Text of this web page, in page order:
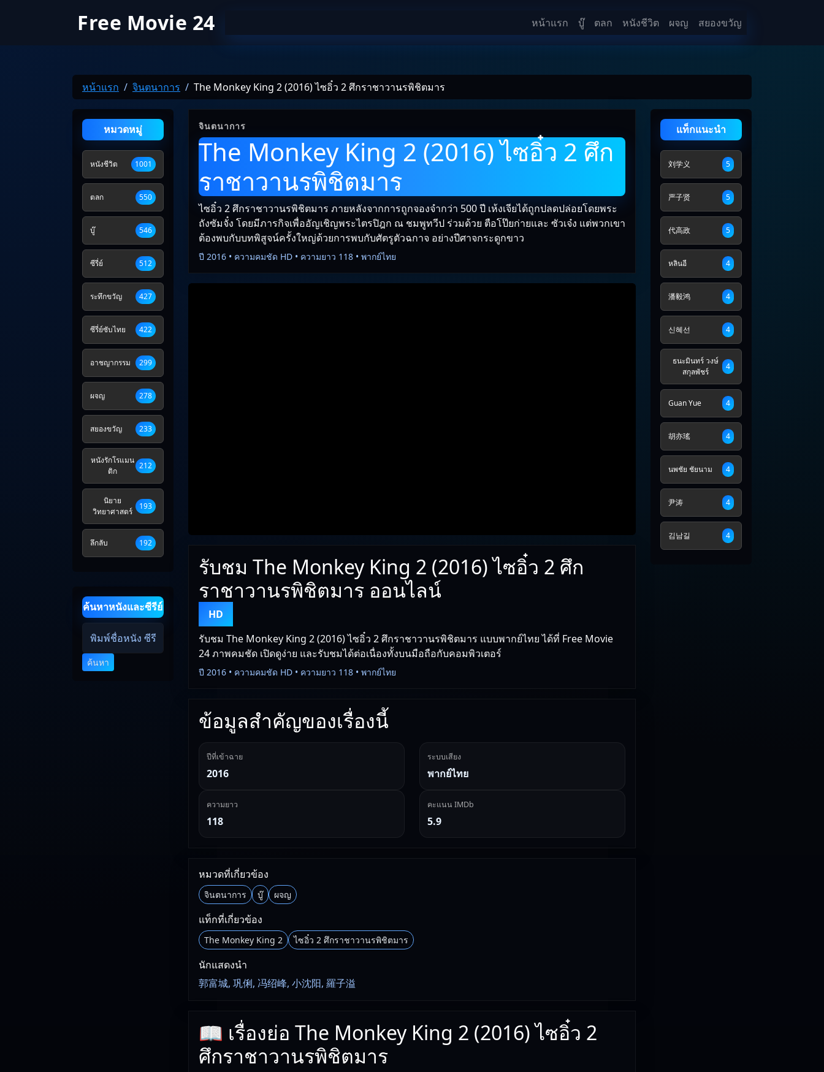
Free Movie 24 หน้าแรก บู๊ ตลก หนังชีวิต ผจญ สยองขวัญ
หน้าแรก จินตนาการ The Monkey King 2 (2016) ไซอิ๋ว 2 ศึกราชาวานรพิชิตมาร
หมวดหมู่
หนังชีวิต 1001
ตลก 550
บู๊ 546
ซีรี่ย์ 512
ระทึกขวัญ 427
ซีรี่ย์ซับไทย 422
อาชญากรรม 299
ผจญ 278
สยองขวัญ 233
หนังรักโรแมน
ติก
212
นิยาย
วิทยาศาสตร์
193
ลึกลับ 192
ค้นหาหนังและซีรีย์
ค้นหา
จินตนาการ
The Monkey King 2 (2016) ไซอิ๋ว 2 ศึก
ราชาวานรพิชิตมาร
ไซอิ๋ว 2 ศึกราชาวานรพิชิตมาร ภายหลังจากการถูกจองจำกว่า 500 ปี เห้งเจียได้ถูกปลดปล่อยโดยพระ
ถังซัมจั๋ง โดยมีภารกิจเพื่ออัญเชิญพระไตรปิฎก ณ ชมพูทวีป ร่วมด้วย ตือโป๊ยก่ายและ ซัวเจ๋ง แต่พวกเขา
ต้องพบกับบทพิสูจน์ครั้งใหญ่ด้วยการพบกับศัตรูตัวฉกาจ อย่างปีศาจกระดูกขาว
ปี 2016 • ความคมชัด HD • ความยาว 118 • พากย์ไทย
รับชม The Monkey King 2 (2016) ไซอิ๋ว 2 ศึก
ราชาวานรพิชิตมาร ออนไลน์
HD
รับชม The Monkey King 2 (2016) ไซอิ๋ว 2 ศึกราชาวานรพิชิตมาร แบบพากย์ไทย ได้ที่ Free Movie
24 ภาพคมชัด เปิดดูง่าย และรับชมได้ต่อเนื่องทั้งบนมือถือกับคอมพิวเตอร์
ปี 2016 • ความคมชัด HD • ความยาว 118 • พากย์ไทย
ข้อมูลสำคัญของเรื่องนี้
ปีที่เข้าฉาย
2016
ระบบเสียง
พากย์ไทย
ความยาว
118
คะแนน IMDb
5.9
หมวดที่เกี่ยวข้อง
จินตนาการ บู๊ ผจญ
แท็กที่เกี่ยวข้อง
The Monkey King 2 ไซอิ๋ว 2 ศึกราชาวานรพิชิตมาร
นักแสดงนำ
郭富城, 巩俐, 冯绍峰, 小沈阳, 羅子溢
📖 เรื่องย่อ The Monkey King 2 (2016) ไซอิ๋ว 2
ศึกราชาวานรพิชิตมาร
แท็กแนะนำ
刘学义 5
严子贤 5
代高政 5
หลินอี 4
潘毅鸿 4
신혜선 4
ธนะมินทร์ วงษ์
สกุลพัชร์
4
Guan Yue 4
胡亦瑤 4
นพชัย ชัยนาม 4
尹涛 4
김남길 4